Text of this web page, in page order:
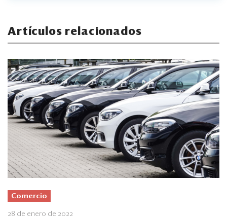
Artículos relacionados
Comercio
28 de enero de 2022